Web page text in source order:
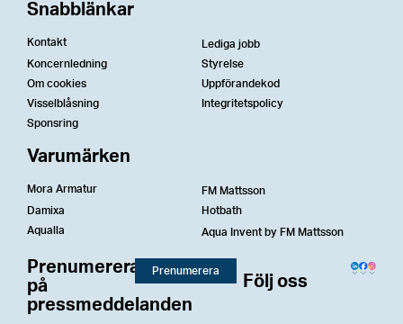
Snabblänkar
Kontakt
Lediga jobb
Koncernledning
Styrelse
Om cookies
Uppförandekod
Visselblåsning
Integritetspolicy
Sponsring
Varumärken
Mora Armatur
FM Mattsson
Damixa
Hotbath
Aqualla
Aqua Invent by FM Mattsson
Prenumerera
på
pressmeddelanden
Prenumerera
Följ oss